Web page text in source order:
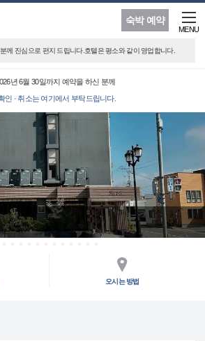
숙박 예약
MENU
께 진심으로 편지 드립니다.호텔은 평소와 같이 영업합니다.
년 6월 30일까지 예약을 하신 분께
인 · 취소는 여기에서 부탁드립니다.
오시는 방법